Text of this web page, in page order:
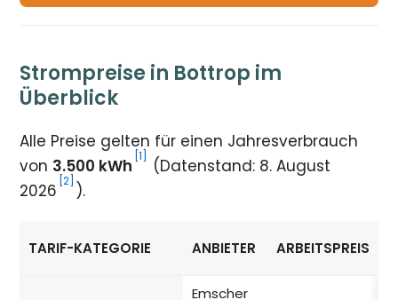
Strompreise in Bottrop im
Überblick
Alle Preise gelten für einen Jahresverbrauch
von 3.500 kWh [1]
(Datenstand: 8. August
2026 [2] ).
Strompreise in Bottrop nach Tarif-Kategorie
TARIF-KATEGORIE ANBIETER ARBEITSPREIS
Emscher